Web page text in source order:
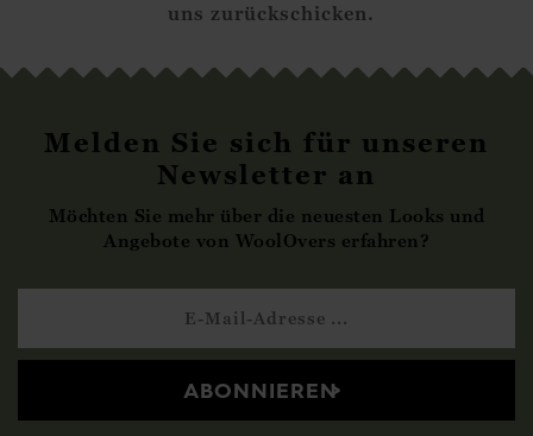
uns zurückschicken.
Melden Sie sich für unseren
Newsletter an
Möchten Sie mehr über die neuesten Looks und
Angebote von WoolOvers erfahren?
ABONNIEREN